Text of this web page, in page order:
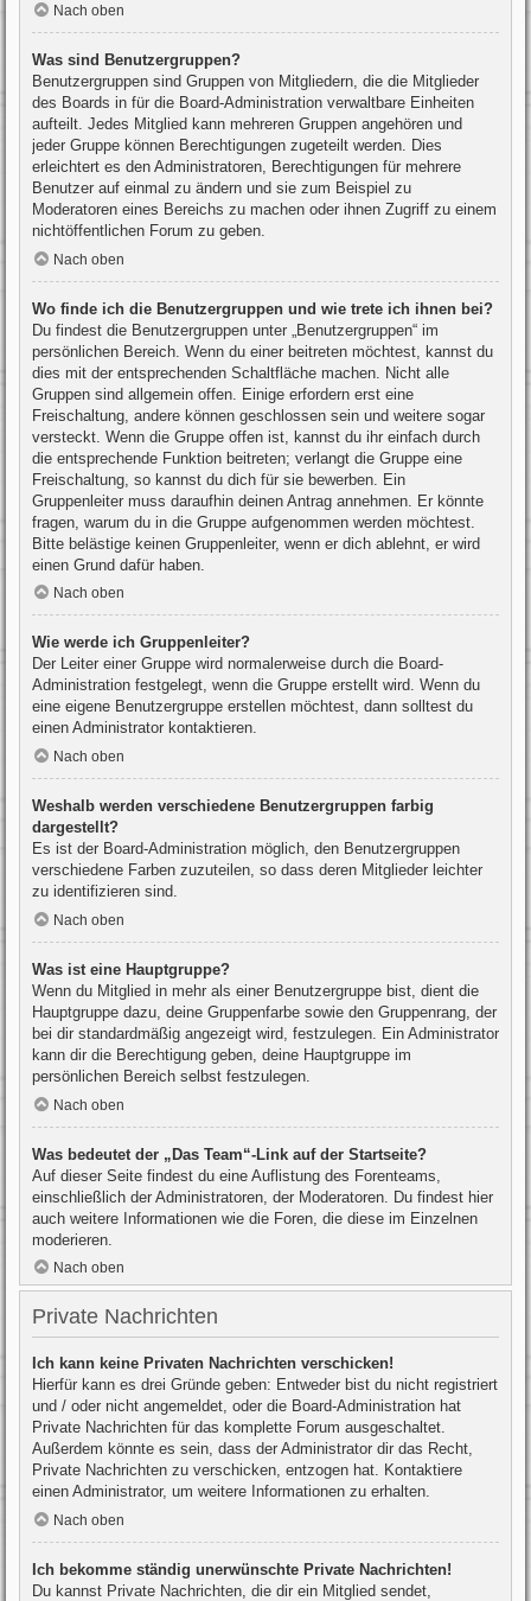
Nach oben
Was sind Benutzergruppen?
Benutzergruppen sind Gruppen von Mitgliedern, die die Mitglieder
des Boards in für die Board-Administration verwaltbare Einheiten
aufteilt. Jedes Mitglied kann mehreren Gruppen angehören und
jeder Gruppe können Berechtigungen zugeteilt werden. Dies
erleichtert es den Administratoren, Berechtigungen für mehrere
Benutzer auf einmal zu ändern und sie zum Beispiel zu
Moderatoren eines Bereichs zu machen oder ihnen Zugriff zu einem
nichtöffentlichen Forum zu geben.
Nach oben
Wo finde ich die Benutzergruppen und wie trete ich ihnen bei?
Du findest die Benutzergruppen unter „Benutzergruppen“ im
persönlichen Bereich. Wenn du einer beitreten möchtest, kannst du
dies mit der entsprechenden Schaltfläche machen. Nicht alle
Gruppen sind allgemein offen. Einige erfordern erst eine
Freischaltung, andere können geschlossen sein und weitere sogar
versteckt. Wenn die Gruppe offen ist, kannst du ihr einfach durch
die entsprechende Funktion beitreten; verlangt die Gruppe eine
Freischaltung, so kannst du dich für sie bewerben. Ein
Gruppenleiter muss daraufhin deinen Antrag annehmen. Er könnte
fragen, warum du in die Gruppe aufgenommen werden möchtest.
Bitte belästige keinen Gruppenleiter, wenn er dich ablehnt, er wird
einen Grund dafür haben.
Nach oben
Wie werde ich Gruppenleiter?
Der Leiter einer Gruppe wird normalerweise durch die Board-
Administration festgelegt, wenn die Gruppe erstellt wird. Wenn du
eine eigene Benutzergruppe erstellen möchtest, dann solltest du
einen Administrator kontaktieren.
Nach oben
Weshalb werden verschiedene Benutzergruppen farbig
dargestellt?
Es ist der Board-Administration möglich, den Benutzergruppen
verschiedene Farben zuzuteilen, so dass deren Mitglieder leichter
zu identifizieren sind.
Nach oben
Was ist eine Hauptgruppe?
Wenn du Mitglied in mehr als einer Benutzergruppe bist, dient die
Hauptgruppe dazu, deine Gruppenfarbe sowie den Gruppenrang, der
bei dir standardmäßig angezeigt wird, festzulegen. Ein Administrator
kann dir die Berechtigung geben, deine Hauptgruppe im
persönlichen Bereich selbst festzulegen.
Nach oben
Was bedeutet der „Das Team“-Link auf der Startseite?
Auf dieser Seite findest du eine Auflistung des Forenteams,
einschließlich der Administratoren, der Moderatoren. Du findest hier
auch weitere Informationen wie die Foren, die diese im Einzelnen
moderieren.
Nach oben
Private Nachrichten
Ich kann keine Privaten Nachrichten verschicken!
Hierfür kann es drei Gründe geben: Entweder bist du nicht registriert
und / oder nicht angemeldet, oder die Board-Administration hat
Private Nachrichten für das komplette Forum ausgeschaltet.
Außerdem könnte es sein, dass der Administrator dir das Recht,
Private Nachrichten zu verschicken, entzogen hat. Kontaktiere
einen Administrator, um weitere Informationen zu erhalten.
Nach oben
Ich bekomme ständig unerwünschte Private Nachrichten!
Du kannst Private Nachrichten, die dir ein Mitglied sendet,